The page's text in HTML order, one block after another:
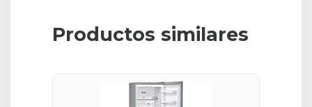
Productos similares